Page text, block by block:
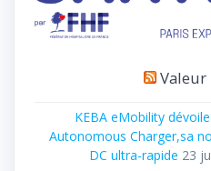
Valeur
KEBA eMobility
Autonomous Charger,sa
DC ultra-rapide 23